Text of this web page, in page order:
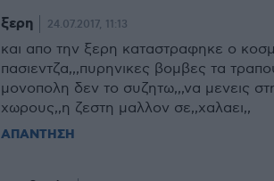
ξερη 24.07.2017, 11:13
και απο την ξερη καταστραφηκε ο
πασιεντζα,,,πυρηνικες βομβες τα
μονοπολη δεν το συζητω,,,να μενεις
χωρους,,η ζεστη μαλλον σε,,χαλαει,,
ΑΠΑΝΤΗΣΗ